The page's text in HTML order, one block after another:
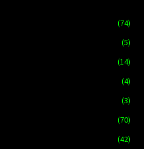
(74)
(5)
(14)
(4)
(3)
(70)
(42)